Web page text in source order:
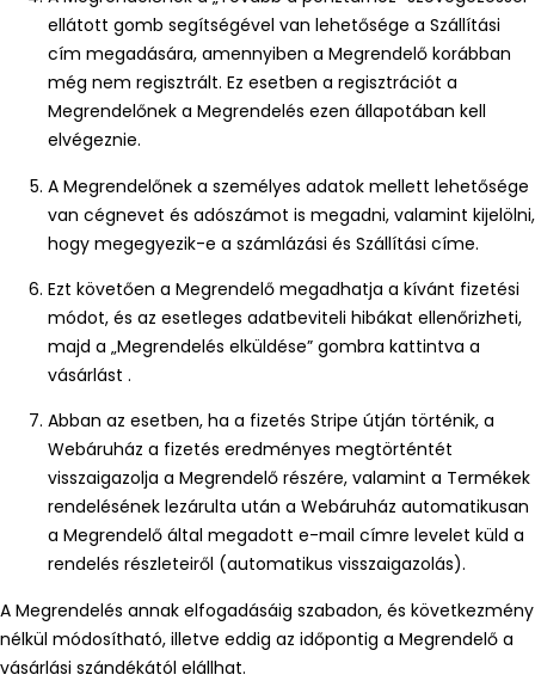
ellátott gomb segítségével van lehetősége a Szállítási
cím megadására, amennyiben a Megrendelő korábban
még nem regisztrált. Ez esetben a regisztrációt a
Megrendelőnek a Megrendelés ezen állapotában kell
elvégeznie.
A Megrendelőnek a személyes adatok mellett lehetősége
van cégnevet és adószámot is megadni, valamint kijelölni,
hogy megegyezik-e a számlázási és Szállítási címe.
Ezt követően a Megrendelő megadhatja a kívánt fizetési
módot, és az esetleges adatbeviteli hibákat ellenőrizheti,
majd a „Megrendelés elküldése” gombra kattintva a
vásárlást .
Abban az esetben, ha a fizetés Stripe útján történik, a
Webáruház a fizetés eredményes megtörténtét
visszaigazolja a Megrendelő részére, valamint a Termékek
rendelésének lezárulta után a Webáruház automatikusan
a Megrendelő által megadott e-mail címre levelet küld a
rendelés részleteiről (automatikus visszaigazolás).
A Megrendelés annak elfogadásáig szabadon, és következmény
nélkül módosítható, illetve eddig az időpontig a Megrendelő a
vásárlási szándékától elállhat.